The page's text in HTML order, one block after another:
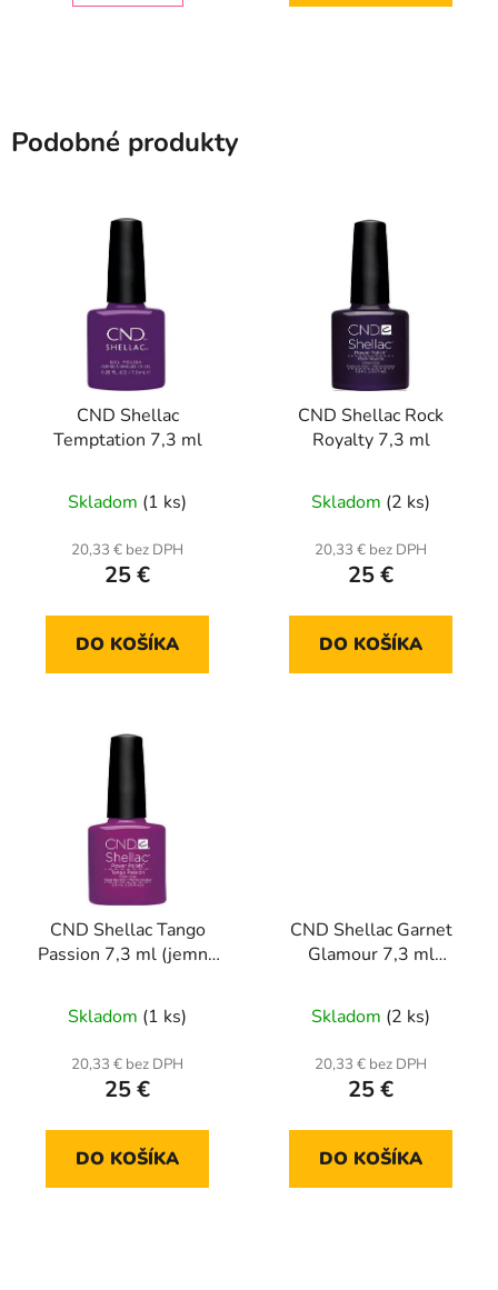
Podobné produkty
CND Shellac
Temptation 7,3 ml
Skladom (1 ks)
20,33 € bez DPH
25 €
DO KOŠÍKA
CND Shellac Rock
Royalty 7,3 ml
Skladom (2 ks)
20,33 € bez DPH
25 €
DO KOŠÍKA
CND Shellac Tango
Passion 7,3 ml (jemná
Skladom (1 ks)
20,33 € bez DPH
25 €
DO KOŠÍKA
CND Shellac Garnet
Glamour 7,3 ml
Skladom (2 ks)
20,33 € bez DPH
25 €
DO KOŠÍKA